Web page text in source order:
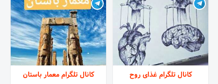
کانال تلگرام غذای روح کانال تلگرام معمار باستان